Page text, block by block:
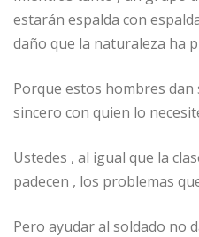
estarán espalda con
daño que la naturaleza ha
Porque estos hombres
sincero con quien lo
Ustedes , al igual que la
padecen , los problemas
Pero ayudar al soldado no